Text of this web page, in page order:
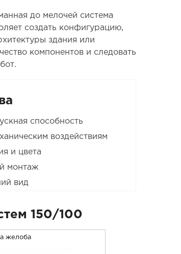
до мелочей система
создать конфигурацию,
здания или
компонентов и следовать
способность
воздействиям
и цвета
монтаж
вид
150/100
желоба